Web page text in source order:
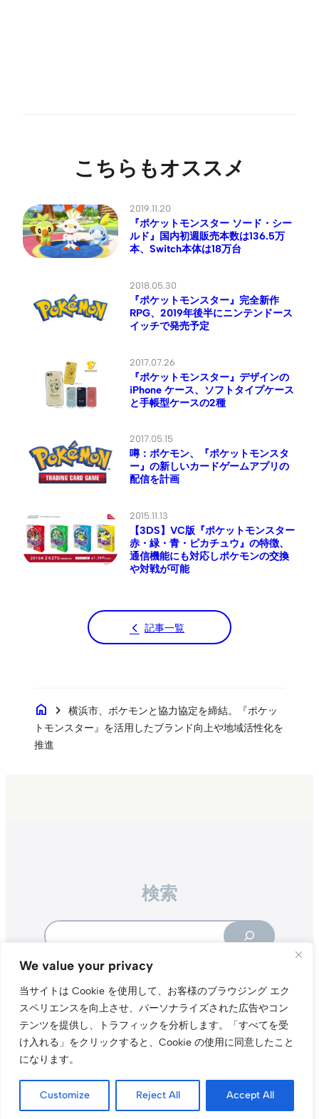
We value your privacy
当サイトは Cookie を使用して、お客様のブラウジング エク
スペリエンスを向上させ、パーソナライズされた広告やコン
テンツを提供し、トラフィックを分析します。
「すべてを受
け入れる」をクリックすると、Cookie の使用に同意したこと
になります。
Customize Reject All Accept All
こちらもオススメ
2019.11.20
『ポケットモンスター ソード・シー
ルド』国内初週販売本数は136.5万
本、Switch本体は18万台
2018.05.30
『ポケットモンスター』完全新作
RPG、2019年後半にニンテンドース
イッチで発売予定
2017.07.26
『ポケットモンスター』デザインの
iPhone ケース、ソフトタイプケース
と手帳型ケースの2種
2017.05.15
噂：ポケモン、『ポケットモンスタ
ー』の新しいカードゲームアプリの
配信を計画
2015.11.13
【3DS】VC版『ポケットモンスター
赤・緑・青・ピカチュウ』の特徴、
通信機能にも対応しポケモンの交換
や対戦が可能
記事一覧
home chevron_right
横浜市、ポケモンと協力協定を締結。『ポケッ
トモンスター』を活用したブランド向上や地域活性化を
推進
検索
X（旧